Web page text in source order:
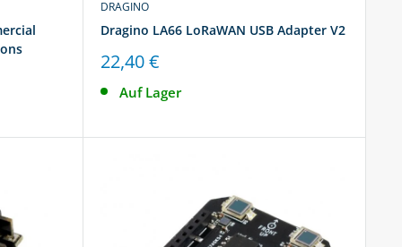
DRAGINO
Dragino LA66 LoRaWAN USB Adapter V2
Sonderpreis
22,40 €
Auf Lager